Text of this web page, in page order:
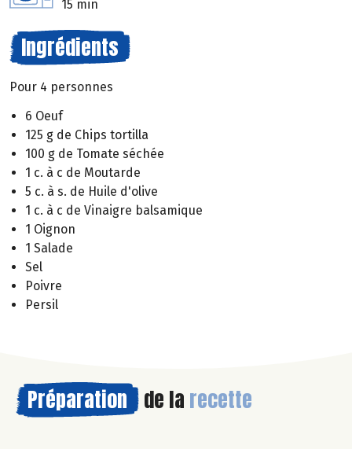
15 min
Ingrédients
Pour 4 personnes
6 Oeuf
125 g de Chips tortilla
100 g de Tomate séchée
1 c. à c de Moutarde
5 c. à s. de Huile d'olive
1 c. à c de Vinaigre balsamique
1 Oignon
1 Salade
Sel
Poivre
Persil
Préparation de la recette